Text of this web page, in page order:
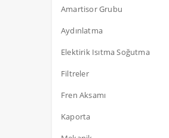
Amartisor Grubu
Aydınlatma
Elektirik Isıtma Soğutma
Filtreler
Fren Aksamı
Kaporta